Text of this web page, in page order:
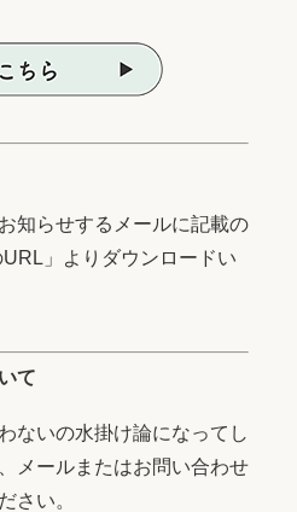
知らせするメールに記載の
URL」よりダウンロードい
て
ないの水掛け論になってし
メールまたはお問い合わせ
さい。